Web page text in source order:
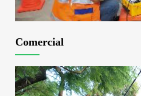
Comercial